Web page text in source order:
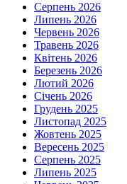
Серпень 2026
Липень 2026
Червень 2026
Травень 2026
Квітень 2026
Березень 2026
Лютий 2026
Січень 2026
Грудень 2025
Листопад 2025
Жовтень 2025
Вересень 2025
Серпень 2025
Липень 2025